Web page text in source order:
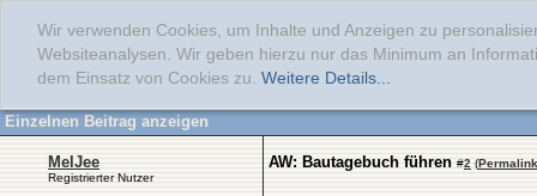
Wir verwenden Cookies, um Inhalte und Anzeigen zu
Websiteanalysen. Wir geben hierzu nur das Minimum an
dem Einsatz von Cookies zu. Weitere Details...
Einzelnen Beitrag anzeigen
MelJee
Registrierter Nutzer
AW: Bautagebuch führen #2 (Permalink